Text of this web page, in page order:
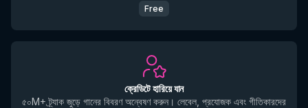
Free
ক্রেডিটে হারিয়ে যান
৫০M+ ট্র্যাক জুড়ে গানের বিবরণ অন্বেষণ করুন। লেবেল, প্রযোজক এবং গীতিকারদের